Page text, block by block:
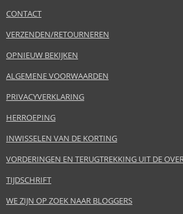
CONTACT
VERZENDEN/RETOURNEREN
OPNIEUW BEKIJKEN
ALGEMENE VOORWAARDEN
PRIVACYVERKLARING
HERROEPING
INWISSELEN VAN DE KORTING
VORDERINGEN EN TERUGTREKKING UIT DE
TIJDSCHRIFT
WE ZIJN OP ZOEK NAAR BLOGGERS